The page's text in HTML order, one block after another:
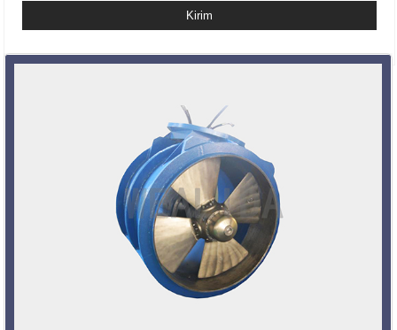
Produk Terhubung